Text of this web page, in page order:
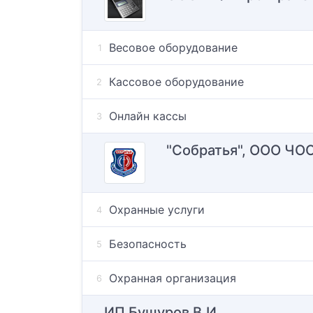
Весовое оборудование
Кассовое оборудование
Онлайн кассы
"Собратья", ООО
Охранные услуги
Безопасность
Охранная организация